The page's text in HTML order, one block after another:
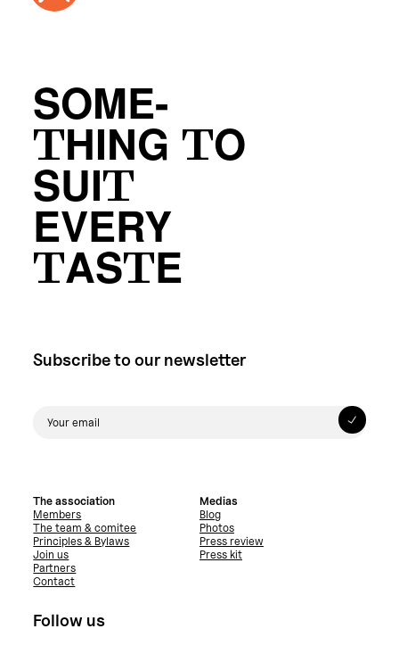
SOME-
THING TO
SUIT
EVERY
TASTE
Subscribe to our newsletter
The association
Members
The team & comitee
Principles & Bylaws
Join us
Partners
Contact
Medias
Blog
Photos
Press review
Press kit
Follow us